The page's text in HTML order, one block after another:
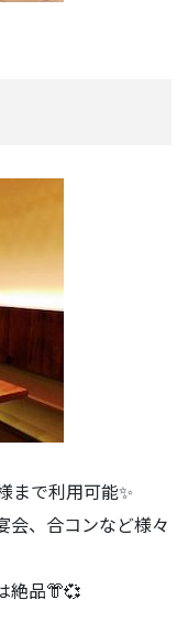
まで利用可能✨
会、合コンなど様々
絶品👘💞